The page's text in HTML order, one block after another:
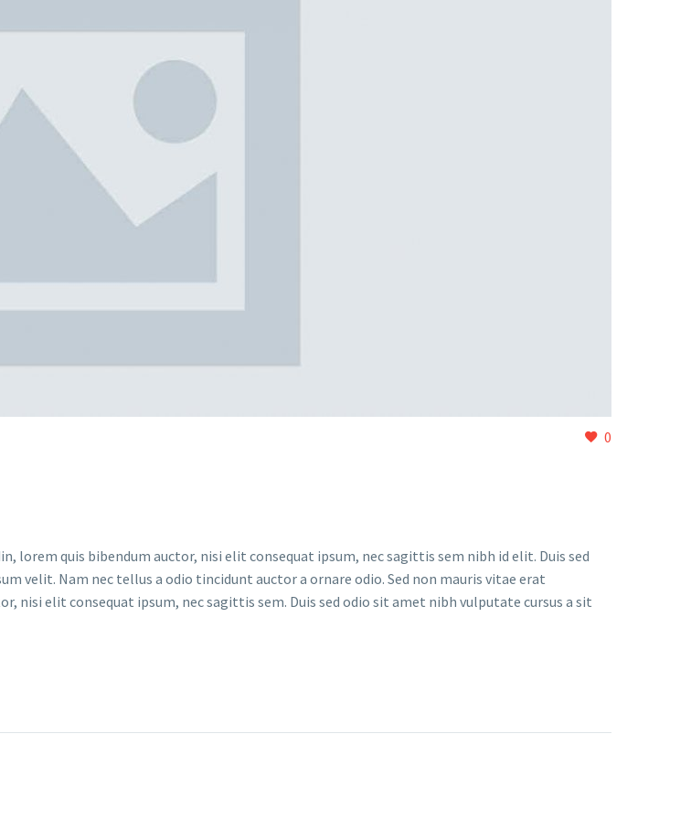
0
lorem quis bibendum auctor, nisi elit consequat ipsum, nec sagittis sem nibh id elit. Duis sed
velit. Nam nec tellus a odio tincidunt auctor a ornare odio. Sed non mauris vitae erat
nisi elit consequat ipsum, nec sagittis sem. Duis sed odio sit amet nibh vulputate cursus a sit